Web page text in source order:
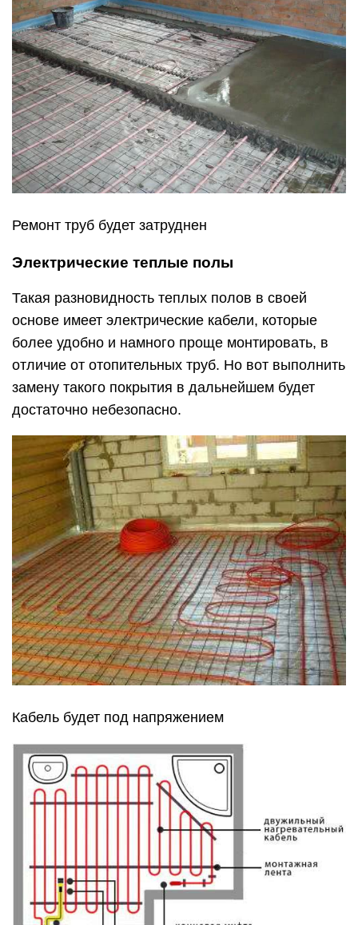
Ремонт труб будет затруднен
Электрические теплые полы
Такая разновидность теплых полов в своей
основе имеет электрические кабели, которые
более удобно и намного проще монтировать, в
отличие от отопительных труб. Но вот выполнить
замену такого покрытия в дальнейшем будет
достаточно небезопасно.
Кабель будет под напряжением